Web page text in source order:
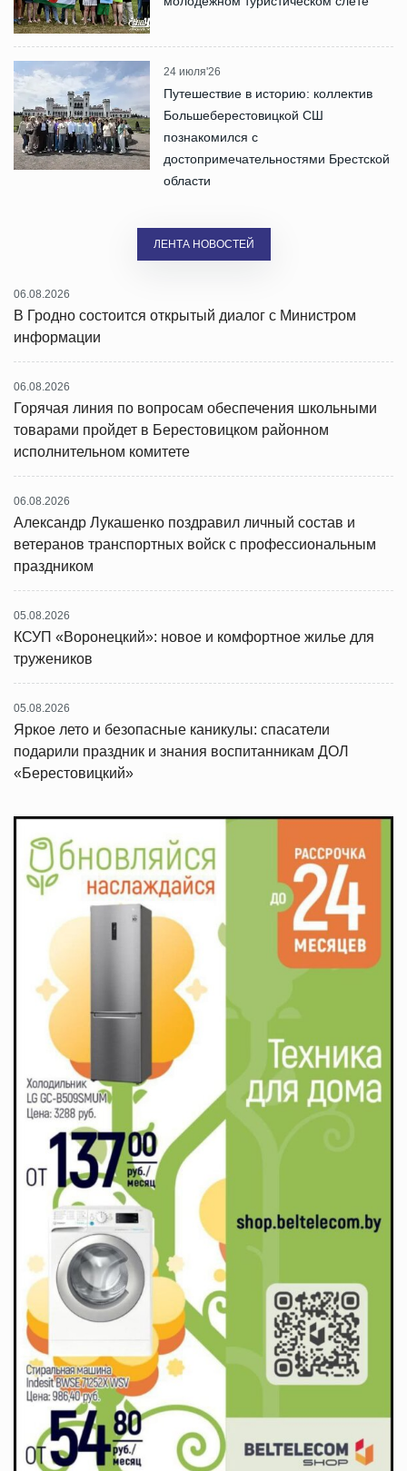
24 июля'26
Путешествие в историю: коллектив
Большеберестовицкой СШ
познакомился с
достопримечательностями Брестской
области
ЛЕНТА НОВОСТЕЙ
06.08.2026
В Гродно состоится открытый диалог с Министром
информации
06.08.2026
Горячая линия по вопросам обеспечения школьными
товарами пройдет в Берестовицком районном
исполнительном комитете
06.08.2026
Александр Лукашенко поздравил личный состав и
ветеранов транспортных войск с профессиональным
праздником
05.08.2026
КСУП «Воронецкий»: новое и комфортное жилье для
тружеников
05.08.2026
Яркое лето и безопасные каникулы: спасатели
подарили праздник и знания воспитанникам ДОЛ
«Берестовицкий»